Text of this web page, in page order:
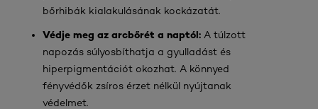
bőrhibák kialakulásának kockázatát.
Védje meg az arcbőrét a naptól: A túlzott
napozás súlyosbíthatja a gyulladást és
hiperpigmentációt okozhat. A könnyed
fényvédők zsíros érzet nélkül nyújtanak
védelmet.